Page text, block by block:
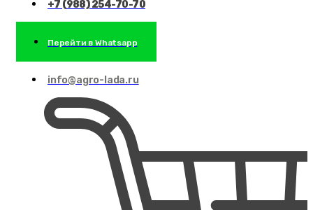
+7 (988) 254-70-70
Перейти в Whatsapp
info@agro-lada.ru